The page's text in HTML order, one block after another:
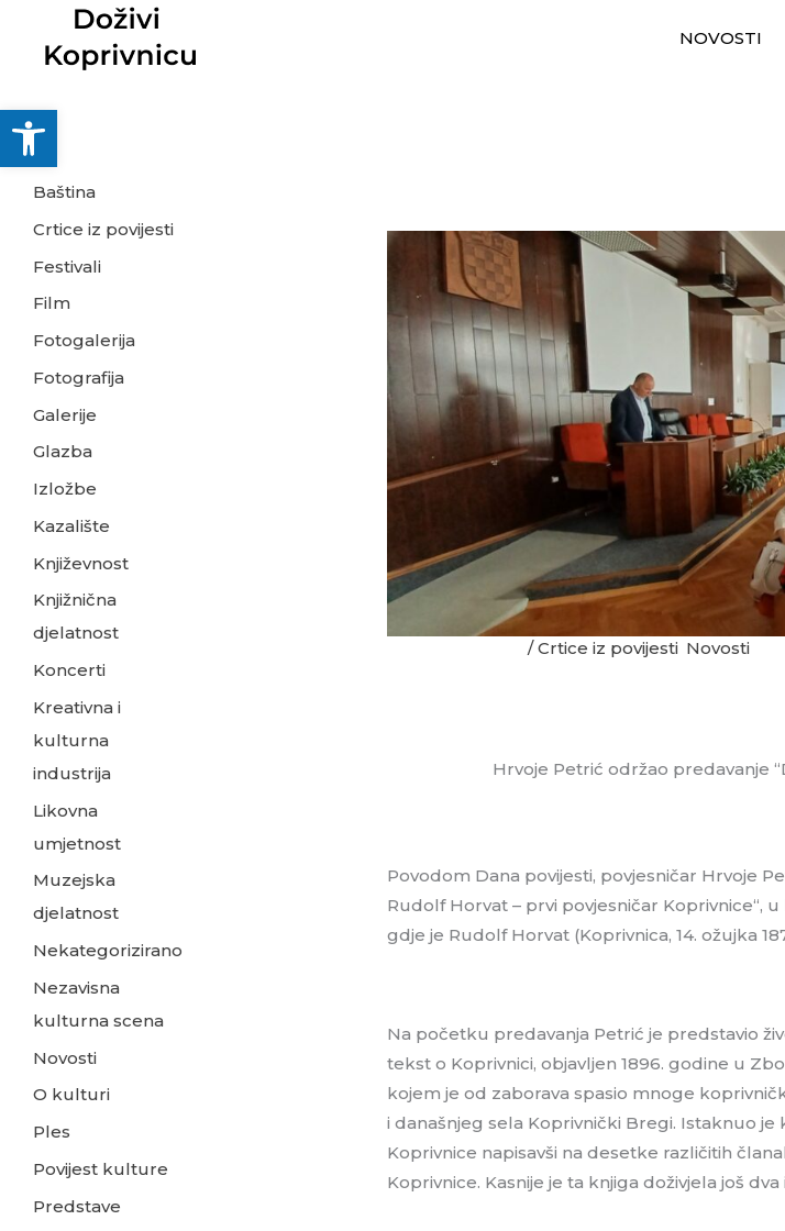
Open toolbar
NOVOSTI
Baština
Crtice iz povijesti
Festivali
Film
Fotogalerija
Fotografija
Galerije
Glazba
Izložbe
Kazalište
Književnost
Knjižnična
djelatnost
Koncerti
Kreativna i
kulturna
industrija
Likovna
umjetnost
Muzejska
djelatnost
Nekategorizirano
Nezavisna
kulturna scena
Novosti
O kulturi
Ples
Povijest kulture
Predstave
23. svibnja 2023./Crtice iz povijesti Novosti
Hrvoje Petrić održao predavanje
Povodom Dana povijesti, povjesničar Hrvoje
Rudolf Horvat – prvi povjesničar Koprivnice“,
gdje je Rudolf Horvat (Koprivnica, 14. ožujka
Na početku predavanja Petrić je predstavio
tekst o Koprivnici, objavljen 1896. godine u
kojem je od zaborava spasio mnoge
i današnjeg sela Koprivnički Bregi. Istaknuo
Koprivnice napisavši na desetke različitih
Koprivnice. Kasnije je ta knjiga doživjela još dva